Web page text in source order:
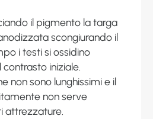
il pigmento la targa
scongiurando il
i testi si ossidino
iniziale.
non sono lunghissimi e il
non serve
attrezzature.